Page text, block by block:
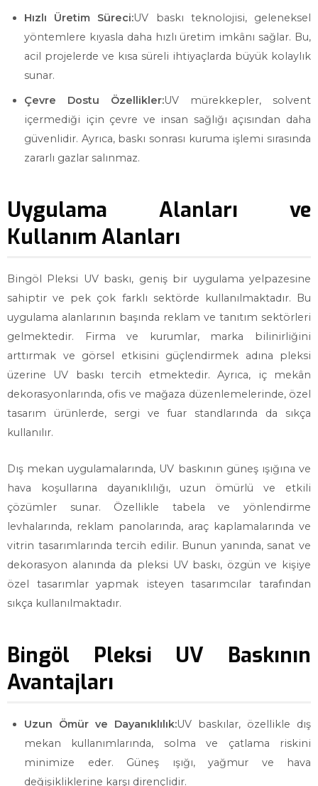
Hızlı Üretim Süreci:UV baskı teknolojisi, geleneksel
yöntemlere kıyasla daha hızlı üretim imkânı sağlar. Bu,
acil projelerde ve kısa süreli ihtiyaçlarda büyük kolaylık
sunar.
Çevre Dostu Özellikler:UV mürekkepler, solvent
içermediği için çevre ve insan sağlığı açısından daha
güvenlidir. Ayrıca, baskı sonrası kuruma işlemi sırasında
zararlı gazlar salınmaz.
Uygulama Alanları ve
Kullanım Alanları
Bingöl Pleksi UV baskı, geniş bir uygulama yelpazesine
sahiptir ve pek çok farklı sektörde kullanılmaktadır. Bu
uygulama alanlarının başında reklam ve tanıtım sektörleri
gelmektedir. Firma ve kurumlar, marka bilinirliğini
arttırmak ve görsel etkisini güçlendirmek adına pleksi
üzerine UV baskı tercih etmektedir. Ayrıca, iç mekân
dekorasyonlarında, ofis ve mağaza düzenlemelerinde, özel
tasarım ürünlerde, sergi ve fuar standlarında da sıkça
kullanılır.
Dış mekan uygulamalarında, UV baskının güneş ışığına ve
hava koşullarına dayanıklılığı, uzun ömürlü ve etkili
çözümler sunar. Özellikle tabela ve yönlendirme
levhalarında, reklam panolarında, araç kaplamalarında ve
vitrin tasarımlarında tercih edilir. Bunun yanında, sanat ve
dekorasyon alanında da pleksi UV baskı, özgün ve kişiye
özel tasarımlar yapmak isteyen tasarımcılar tarafından
sıkça kullanılmaktadır.
Bingöl Pleksi UV Baskının
Avantajları
Uzun Ömür ve Dayanıklılık:UV baskılar, özellikle dış
mekan kullanımlarında, solma ve çatlama riskini
minimize eder. Güneş ışığı, yağmur ve hava
değişikliklerine karşı dirençlidir.